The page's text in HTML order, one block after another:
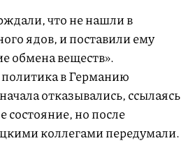
что не нашли в
ядов, и поставили ему
обмена веществ».
в Германию
отказывались, ссылаясь
состояние, но после
коллегами передумали.